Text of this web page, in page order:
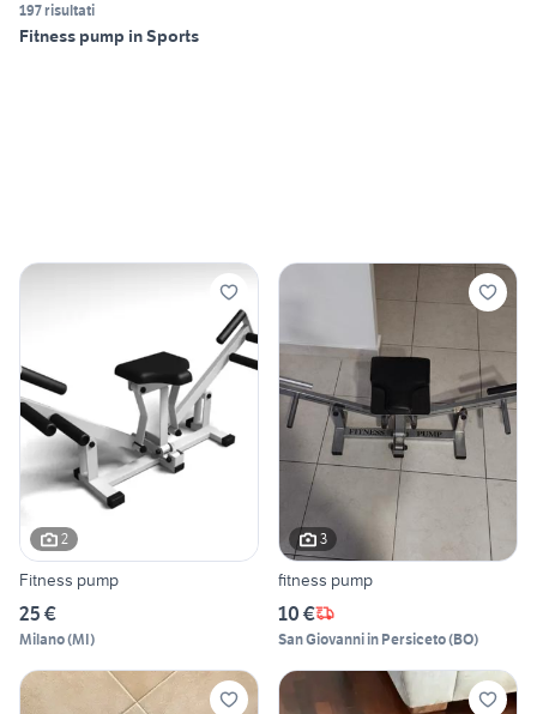
197 risultati
Fitness pump in Sports
2
Fitness pump
25 €
Milano(MI)
3
fitness pump
10 €
San Giovanni in Persiceto(BO)